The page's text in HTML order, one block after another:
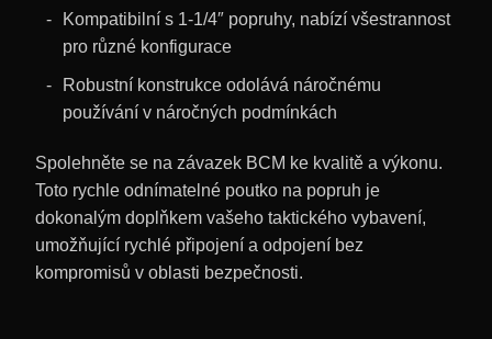
Kompatibilní s 1-1/4″ popruhy, nabízí všestrannost
pro různé konfigurace
Robustní konstrukce odolává náročnému
používání v náročných podmínkách
Spolehněte se na závazek BCM ke kvalitě a výkonu.
Toto rychle odnímatelné poutko na popruh je
dokonalým doplňkem vašeho taktického vybavení,
umožňující rychlé připojení a odpojení bez
kompromisů v oblasti bezpečnosti.